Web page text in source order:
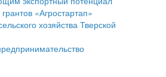
регламентов
субъектов малого и
«Агростартап»
хозяйства Тверской